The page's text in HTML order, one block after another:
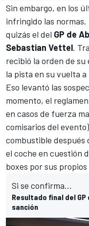
Sin embargo, en los
infringido las normas.
quizás el del GP de
Sebastian Vettel.
recibió la orden de su
la pista en su vuelta a
Eso levantó las
momento, el
en casos de fuerza
comisarios del
combustible después
el coche en cuestión
boxes por sus propios
Si se confirma...
Resultado final del GP
sanción